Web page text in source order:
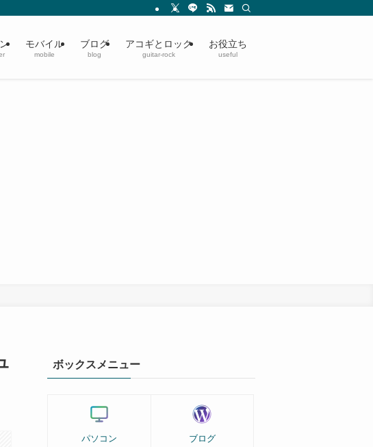
モバイル
mobile
ブログ
blog
アコギとロック
guitar-rock
お役立ち
useful
ボックスメニュー
パソコン ブログ